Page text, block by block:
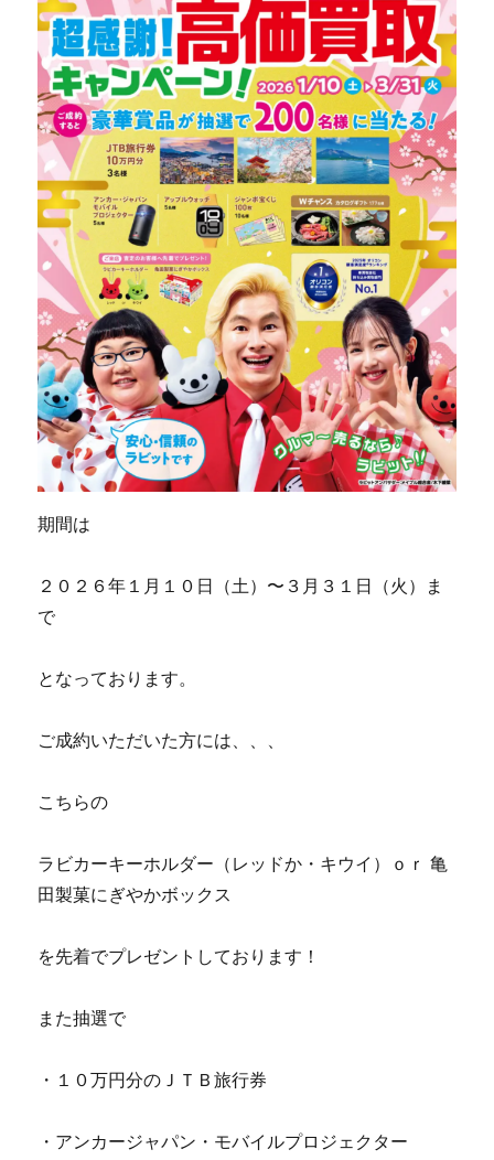
期間は
２０２６年１月１０日（土）〜３月３１日（火）ま
で
となっております。
ご成約いただいた方には、、、
こちらの
ラビカーキーホルダー（レッドか・キウイ）ｏｒ 亀
田製菓にぎやかボックス
を先着でプレゼントしております！
また抽選で
・１０万円分のＪＴＢ旅行券
・アンカージャパン・モバイルプロジェクター